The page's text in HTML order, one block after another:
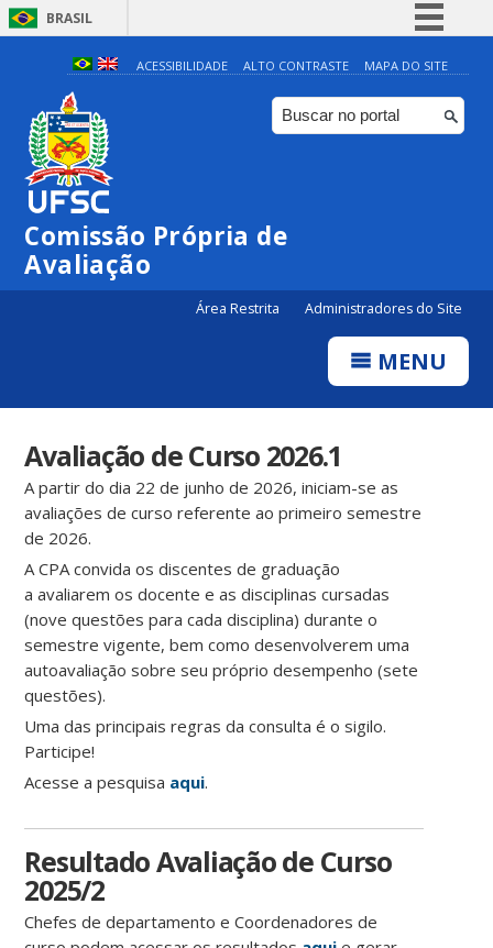
BRASIL
Simplifique!
Comunica BR
Participe
ACESSIBILIDADE ALTO CONTRASTE MAPA DO SITE
Comissão Própria de
Avaliação
Área Restrita Administradores do Site
MENU
Avaliação de Curso 2026.1
A partir do dia 22 de junho de 2026, iniciam-se as
avaliações de curso referente ao primeiro semestre
de 2026.
A CPA convida os discentes de graduação
a avaliarem os docente e as disciplinas cursadas
(nove questões para cada disciplina) durante o
semestre vigente, bem como desenvolverem uma
autoavaliação sobre seu próprio desempenho (sete
questões).
Uma das principais regras da consulta é o sigilo.
Participe!
Acesse a pesquisa aqui.
Resultado Avaliação de Curso
2025/2
Chefes de departamento e Coordenadores de